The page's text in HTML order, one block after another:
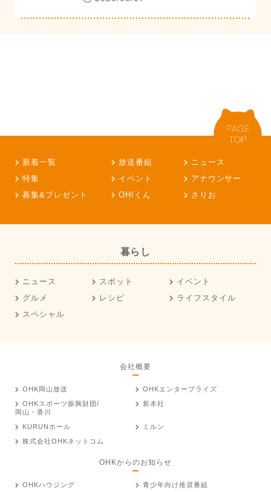
新着一覧 放送番組
ニュース
特集
イベント
アナウンサー
募集&プレゼント
OH!くん さりお
暮らし
ニュース スポット
イベント
グルメ
レシピ
ライフスタイル
スペシャル
会社概要
OHK岡山放送
OHKエンタープライズ
OHKスポーツ振興財団/
岡山・香川
新本社
KURUNホール
ミルン
株式会社OHKネットコム
OHKからのお知らせ
OHKハウジング 青少年向け推奨番組